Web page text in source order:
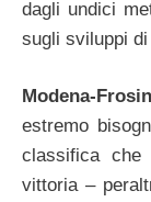
dagli undici
sugli sviluppi
Modena-
estremo
classifica
vittoria –